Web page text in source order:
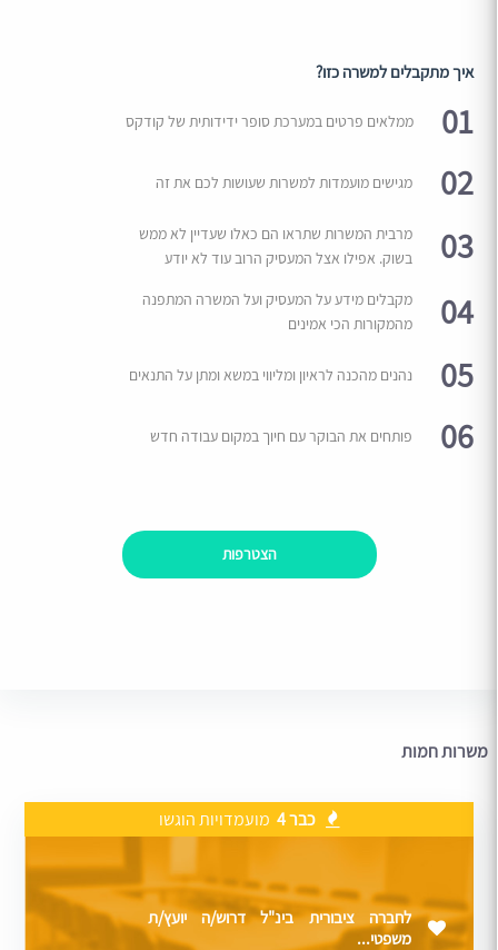
איך מתקבלים למשרה כזו?
01 ממלאים פרטים במערכת סופר ידידותית של קודקס
02 מגישים מועמדות למשרות שעושות לכם את זה
03
מרבית המשרות שתראו הם כאלו שעדיין לא ממש
בשוק. אפילו אצל המעסיק הרוב עוד לא יודע
04
מקבלים מידע על המעסיק ועל המשרה המתפנה
מהמקורות הכי אמינים
05 נהנים מהכנה לראיון ומליווי במשא ומתן על התנאים
06 פותחים את הבוקר עם חיוך במקום עבודה חדש
הצטרפות
משרות חמות
כבר 4 מועמדויות הוגשו
לחברה ציבורית בינ"ל דרוש/ה יועץ/ת
משפטי...